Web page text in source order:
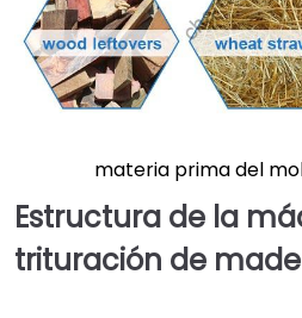
materia prima del
Estructura de la
trituración de